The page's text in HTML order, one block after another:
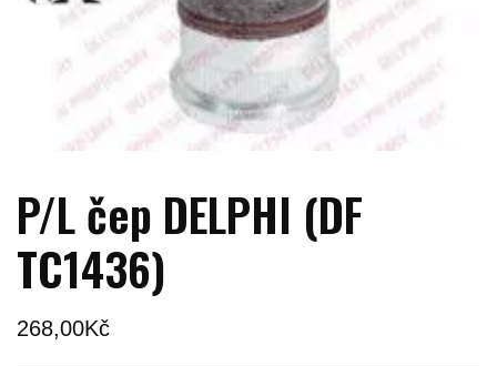
P/L čep DELPHI (DF
TC1436)
268,00Kč